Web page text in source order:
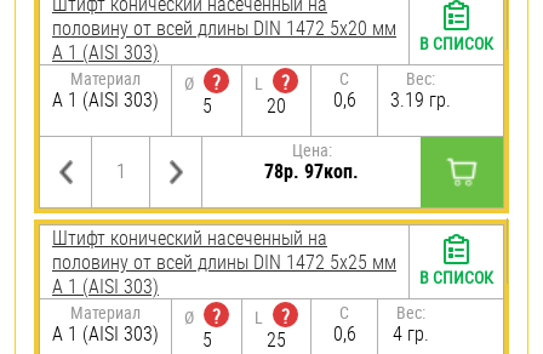
половину от всей длины DIN 1472 5х20 мм
А 1 (AISI 303)
Материал
А 1 (AISI 303)
Ø
?
5
L
?
20
C
0,6
Вес:
3.19 гр.
Цена:
78р. 97коп.
В СПИСОК
Штифт конический насеченный на
половину от всей длины DIN 1472 5х25 мм
А 1 (AISI 303)
Материал
А 1 (AISI 303)
Ø
?
5
L
?
25
C
0,6
Вес:
4 гр.
В СПИСОК